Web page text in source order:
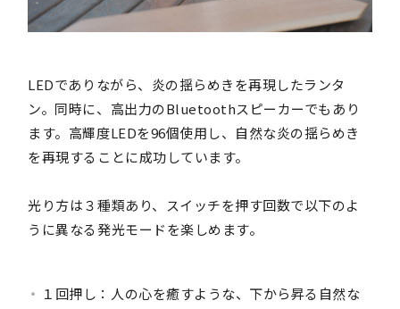
LEDでありながら、炎の揺らめきを再現したランタ
ン。同時に、高出力のBluetoothスピーカーでもあり
ます。高輝度LEDを96個使用し、自然な炎の揺らめき
を再現することに成功しています。
光り方は３種類あり、スイッチを押す回数で以下のよ
うに異なる発光モードを楽しめます。
１回押し：人の心を癒すような、下から昇る自然な